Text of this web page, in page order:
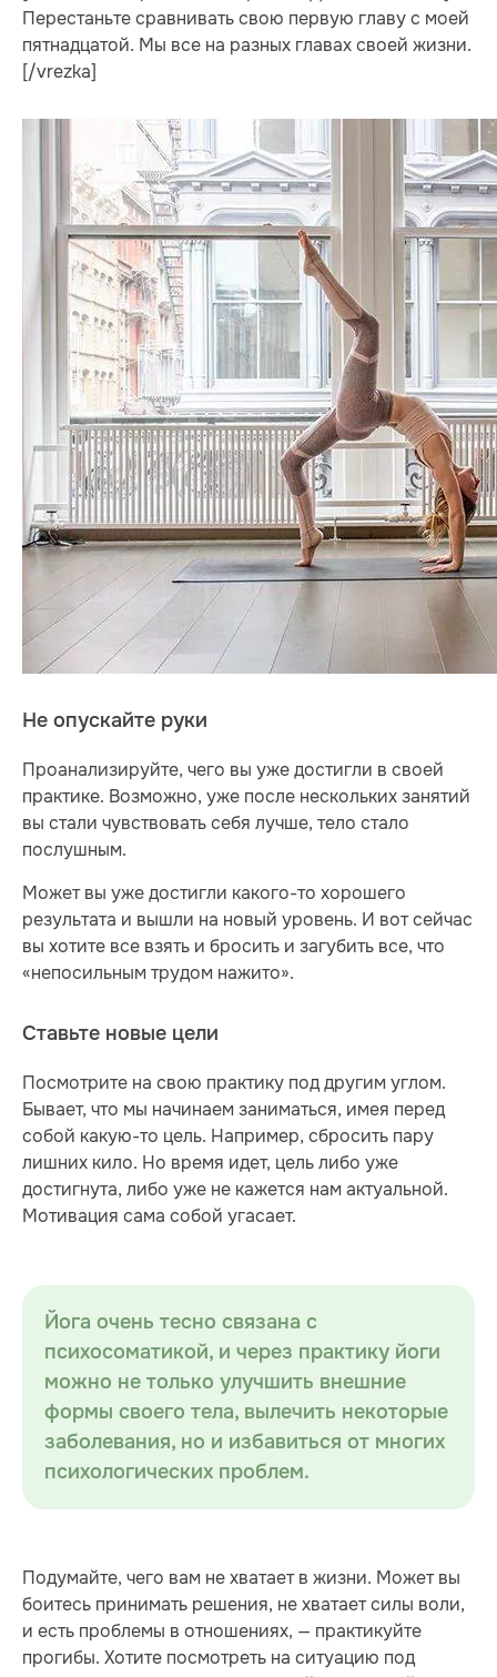
Перестаньте сравнивать свою первую главу с моей
пятнадцатой. Мы все на разных главах своей жизни.
[/vrezka]
Не опускайте руки
Проанализируйте, чего вы уже достигли в своей
практике. Возможно, уже после нескольких занятий
вы стали чувствовать себя лучше, тело стало
послушным.
Может вы уже достигли какого-то хорошего
результата и вышли на новый уровень. И вот сейчас
вы хотите все взять и бросить и загубить все, что
«непосильным трудом нажито».
Ставьте новые цели
Посмотрите на свою практику под другим углом.
Бывает, что мы начинаем заниматься, имея перед
собой какую-то цель. Например, сбросить пару
лишних кило. Но время идет, цель либо уже
достигнута, либо уже не кажется нам актуальной.
Мотивация сама собой угасает.
Йога очень тесно связана с
психосоматикой, и через практику йоги
можно не только улучшить внешние
формы своего тела, вылечить некоторые
заболевания, но и избавиться от многих
психологических проблем.
Подумайте, чего вам не хватает в жизни. Может вы
боитесь принимать решения, не хватает силы воли,
и есть проблемы в отношениях, — практикуйте
прогибы. Хотите посмотреть на ситуацию под